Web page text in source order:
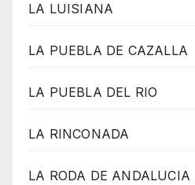
LA LUISIANA
LA PUEBLA DE CAZALLA
LA PUEBLA DEL RIO
LA RINCONADA
LA RODA DE ANDALUCIA